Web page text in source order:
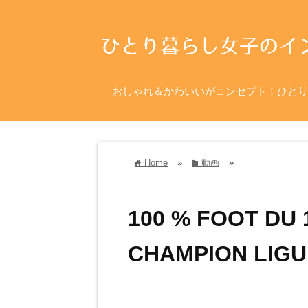
おしゃれ＆かわいいがコンセプト！ひと
home Home » folder 動画 »
100 % FOOT DU
CHAMPION